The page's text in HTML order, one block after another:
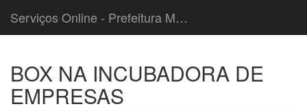
Serviços Online - Prefeitura Municipal de Barra Bonita
BOX NA INCUBADORA DE
EMPRESAS